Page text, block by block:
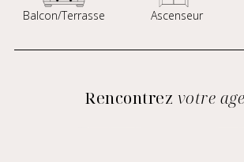
Balcon/Terrasse Ascenseur
Rencontrez votre